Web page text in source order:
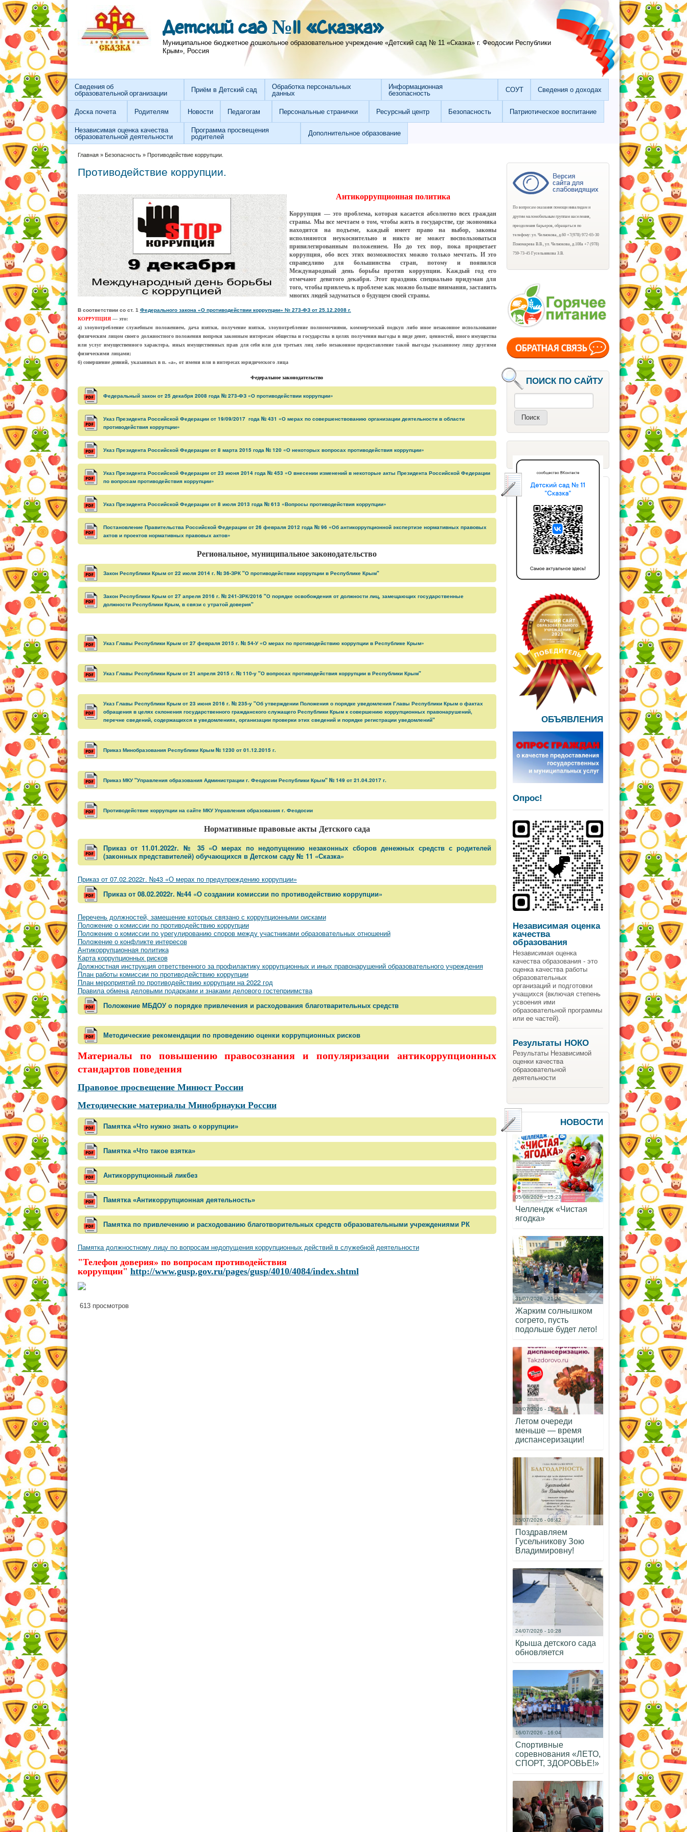
Перейти к основному содержанию
Skip to search
Детский сад №11 «Сказка»
Муниципальное бюджетное дошкольное образовательное учреждение «Детский сад № 11 «Сказка» г. Феодосии Республики
Крым», Россия
Сведения об
образовательной организации
Приём в Детский сад
Обработка персональных
данных
Информационная
безопасность
СОУТ Сведения о доходах
Доска почета Родителям Новости Педагогам Персональные странички Ресурсный центр Безопасность Патриотическое воспитание
Независимая оценка качества
образовательной деятельности
Программа просвещения
родителей
Дополнительное образование
Вы здесь
Главная» Безопасность» Противодействие коррупции.
Противодействие коррупции.
Антикоррупционная политика
Коррупция — это проблема, которая касается абсолютно всех граждан
страны. Мы все мечтаем о том, чтобы жить в государстве, где экономика
находится на подъеме, каждый имеет право на выбор, законы
исполняются неукоснительно и никто не может воспользоваться
привилегированным положением. Но до тех пор, пока процветает
коррупция, обо всех этих возможностях можно только мечтать. И это
справедливо для большинства стран, потому и появился
Международный день борьбы против коррупции. Каждый год его
отмечают девятого декабря. Этот праздник специально придуман для
того, чтобы привлечь к проблеме как можнобольше внимания, заставить
многих людей задуматься о будущем своей страны.
В соответствии со ст. 1 Федерального закона «О противодействии коррупции» № 273-ФЗ от 25.12.2008 г.
КОРРУПЦИЯ— это:
а) злоупотребление служебным положением, дача взятки, получение взятки, злоупотребление полномочиями, коммерческий подкуп либо иное незаконное использование
физическим лицом своего должностного положения вопреки законным интересам общества и государства в целях получения выгоды в виде денег, ценностей, иного имущества
или услуг имущественного характера, иных имущественных прав для себя или для третьих лиц либо незаконное предоставление такой выгоды указанному лицу другими
физическими лицами;
б) совершение деяний, указанных в п. «а», от имени или в интересах юридического лица
Федеральное законодательство
Федеральный закон от 25 декабря 2008 года № 273-ФЗ «О противодействии коррупции»
Указ Президента Российской Федерации от 19/09/2017 года № 431 «О мерах по совершенствованию организации деятельности в области
противодействия коррупции»
Указ Президента Российской Федерации от 8 марта 2015 года № 120 «О некоторых вопросах противодействия коррупции»
Указ Президента Российской Федерации от 23 июня 2014 года № 453 «О внесении изменений в некоторые акты Президента Российской Федерации
по вопросам противодействия коррупции»
Указ Президента Российской Федерации от 8 июля 2013 года № 613 «Вопросы противодействия коррупции»
Постановление Правительства Российской Федерации от 26 февраля 2012 года № 96 «Об антикоррупционной экспертизе нормативных правовых
актов и проектов нормативных правовых актов»
Региональное, муниципальноезаконодательство
Закон Республики Крым от 22 июля 2014 г. № 36-ЗРК "О противодействии коррупции в Республике Крым"
Закон Республики Крым от 27 апреля 2016 г. № 241-ЗРК/2016 "О порядке освобождения от должности лиц, замещающих государственные
должности Республики Крым, в связи с утратой доверия"
Указ Главы Республики Крым от 27 февраля 2015 г. № 54-У «О мерах по противодействию коррупции в Республике Крым»
Указ Главы Республики Крым от 21 апреля 2015 г. № 110-у "О вопросах противодействия коррупции в Республики Крым"
Указ Главы Республики Крым от 23 июня 2016 г. № 235-у "Об утверждении Положения о порядке уведомления Главы Республики Крым о фактах
обращения в целях склонения государственного гражданского служащего Республики Крым к совершению коррупционных правонарушений,
перечне сведений, содержащихся в уведомлениях, организации проверки этих сведений и порядке регистрации уведомлений"
Приказ Минобразования Республики Крым № 1230 от 01.12.2015 г.
Приказ МКУ "Управления образования Администрации г. Феодосии Республики Крым" № 149 от 21.04.2017 г.
Противодействие коррупции на сайте МКУ Управления образования г. Феодосии
Нормативные правовые акты Детского сада
Приказ от 11.01.2022г. № 35 «О мерах по недопущению незаконных сборов денежных средств с родителей
(законных представителей) обучающихся в Детском саду № 11 «Сказка»
Приказ от 07.02.2022г. №43 «О мерах по предупреждению коррупции»
Приказ от 08.02.2022г. №44 «О создании комиссии по противодействию коррупции»
Перечень должностей, замещение которых связано с коррупционными оисками
Положение о комиссии по противодействию коррупции
Положение о комиссии по урегулированию споров между участниками образовательных отношений
Положение о конфликте интересов
Антикоррупционная политика
Карта коррупционных рисков
Должностная инструкция ответственного за профилактику коррупционных и иных правонарушений образовательного учреждения
План работы комиссии по противодействию коррупции
План мероприятий по противодействию коррупции на 2022 год
Правила обмена деловыми подарками и знаками делового гостеприимства
Положение МБДОУ о порядке привлечения и расходования благотварительных средств
Методические рекомендации по проведению оценки коррупционных рисков
Материалы по повышению правосознания и популяризации антикоррупционных
стандартов поведения
Правовое просвещение Минюст России
Методические материалы Минобрнауки России
​Памятка «Что нужно знать о коррупции»
Памятка «Что такое взятка»
Антикоррупционный ликбез
Памятка «Антикоррупционная деятельность»
Памятка по привлечению и расходованию благотворительных средств образовательными учреждениями РК
Памятка должностному лицу по вопросам недопущения коррупционных действий в служебной деятельности
"Телефон доверия» по вопросам противодействия
коррупции" http://www.gusp.gov.ru/pages/gusp/4010/4084/index.shtml
613 просмотров
По вопросам оказания помощи инвалидам и
другим маломобильным группам населения,
преодоления барьеров, обращаться по
телефону: ул. Челнокова, д.60 +7(978) 972-65-30
Пономарева В.В., ул. Челнокова, д.108а +7 (978)
759-73-45 Гусельникова З.В.
ПОИСК ПО САЙТУ
ОБЪЯВЛЕНИЯ
Опрос!
Независимая оценка
качества
образования
Независимая оценка
качества образования - это
оценка качества работы
образовательных
организаций и подготовки
учащихся (включая степень
усвоения ими
образовательной программы
или ее частей).
Результаты НОКО
Результаты Независимой
оценки качества
образовательной
деятельности
НОВОСТИ
05/08/2026 - 15:23
Челлендж «Чистая
ягодка»
31/07/2026 - 21:24
Жарким солнышком
согрето, пусть
подольше будет лето!
30/07/2026 - 18:23
Летом очереди
меньше — время
диспансеризации!
25/07/2026 - 08:42
Поздравляем
Гусельникову Зою
Владимировну!
24/07/2026 - 10:28
Крыша детского сада
обновляется
16/07/2026 - 16:04
Спортивные
соревнования «ЛЕТО,
СПОРТ, ЗДОРОВЬЕ!»